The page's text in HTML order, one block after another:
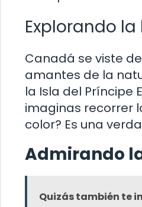
Explorando
Canadá se viste
amantes de la
la Isla del Príncipe
imaginas recorrer
color? Es una
Admirando
Quizás también te